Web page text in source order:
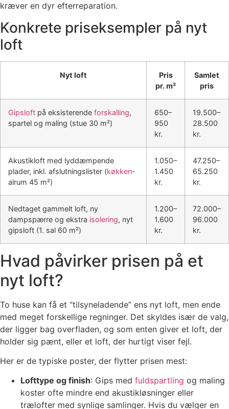
kræver en dyr efterreparation.
Konkrete priseksempler på nyt
loft
Nyt loft
Pris
pr. m²
Samlet
pris
Gipsloft på eksisterende forskalling,
spartel og maling (stue 30 m²)
650–
950
kr.
19.500–
28.500
kr.
Akustikloft med lyddæmpende
plader, inkl. afslutningslister (køkken-
alrum 45 m²)
1.050–
1.450
kr.
47.250–
65.250
kr.
Nedtaget gammelt loft, ny
dampspærre og ekstra isolering, nyt
gipsloft (1. sal 60 m²)
1.200–
1.600
kr.
72.000–
96.000
kr.
Hvad påvirker prisen på et
nyt loft?
To huse kan få et “tilsyneladende” ens nyt loft, men ende
med meget forskellige regninger. Det skyldes især de valg,
der ligger bag overfladen, og som enten giver et loft, der
holder sig pænt, eller et loft, der hurtigt viser fejl.
Her er de typiske poster, der flytter prisen mest:
Lofttype og finish: Gips med fuldspartling og maling
koster ofte mindre end akustikløsninger eller
trælofter med synlige samlinger. Hvis du vælger en